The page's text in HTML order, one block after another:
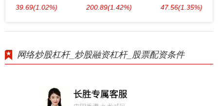
39.69(1.02%) 200.89(1.42%) 47.56(1.35%)
网络炒股杠杆_炒股融资杠杆_股票配资条件